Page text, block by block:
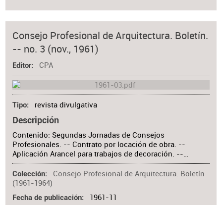
Consejo Profesional de Arquitectura. Boletín.
-- no. 3 (nov., 1961)
Editor CPA
Tipo revista divulgativa
Descripción
Contenido: Segundas Jornadas de Consejos
Profesionales. -- Contrato por locación de obra. --
Aplicación Arancel para trabajos de decoración. --…
Colección
Consejo Profesional de Arquitectura. Boletín
(1961-1964)
Fecha de publicación 1961-11